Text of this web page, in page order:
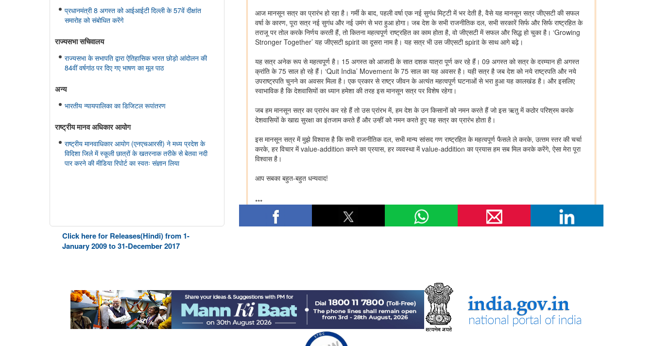
प्रधानमंत्री 8 अगस्त को आईआईटी दिल्ली के 57वें दीक्षांत
समारोह को संबोधित करेंगे
राज्यसभा सचिवालय
राज्यसभा के सभापति द्वारा ऐतिहासिक भारत छोड़ो आंदोलन की
84वीं वर्षगांठ पर दिए गए भाषण का मूल पाठ
अन्य
भारतीय न्यायपालिका का डिजिटल रूपांतरण
राष्ट्रीय मानव अधिकार आयोग
राष्ट्रीय मानवाधिकार आयोग (एनएचआरसी) ने मध्य प्रदेश के
विदिशा जिले में स्कूली छात्रों के खतरनाक तरीके से बेतवा नदी
पार करने की मीडिया रिपोर्ट का स्वतः संज्ञान लिया
Click here for Releases(Hindi) from 1-
January 2009 to 31-December 2017